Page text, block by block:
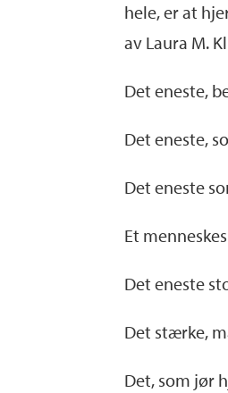
hele, er at
av Laura M.
Det eneste,
Det eneste,
Det eneste
Et
Det eneste
Det stærke,
Det, som jør